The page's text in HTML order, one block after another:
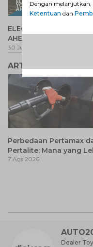
ELECTRIFY YOUR PATH
AHEAD
30 Jul 2026
ARTIKEL LAINNYA
Perbedaan Pertamax
Pertalite: Mana yang
Baik untuk Mobil Toyota
7 Ags 2026
Dealer
Dengan melanjutkan,
Ketentuan dan